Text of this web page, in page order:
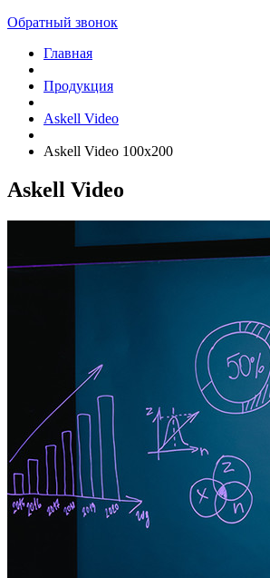
Обратный звонок
Главная
Продукция
Askell Video
Askell Video 100x200
Askell Video